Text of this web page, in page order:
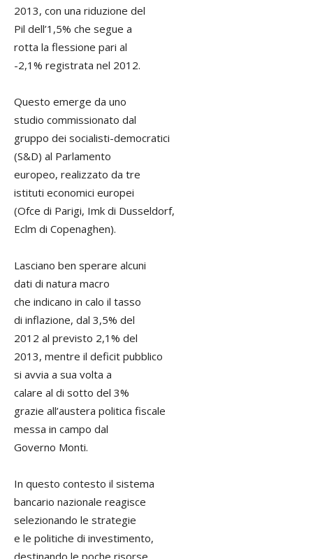
2013, con una riduzione del
Pil dell’1,5% che segue a
rotta la flessione pari al
-2,1% registrata nel 2012.
Questo emerge da uno
studio commissionato dal
gruppo dei socialisti-democratici
(S&D) al Parlamento
europeo, realizzato da tre
istituti economici europei
(Ofce di Parigi, Imk di Dusseldorf,
Eclm di Copenaghen).
Lasciano ben sperare alcuni
dati di natura macro
che indicano in calo il tasso
di inflazione, dal 3,5% del
2012 al previsto 2,1% del
2013, mentre il deficit pubblico
si avvia a sua volta a
calare al di sotto del 3%
grazie all’austera politica fiscale
messa in campo dal
Governo Monti.
In questo contesto il sistema
bancario nazionale reagisce
selezionando le strategie
e le politiche di investimento,
destinando le poche risorse